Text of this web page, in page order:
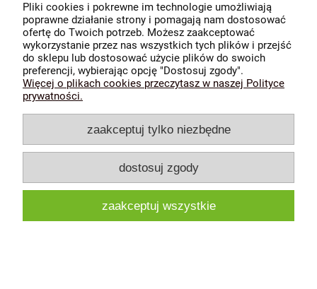
O nas
pokaż pełną wersję strony
Sklep internetowy Shoper.pl
Pliki cookies i pokrewne im technologie umożliwiają
poprawne działanie strony i pomagają nam dostosować
ofertę do Twoich potrzeb. Możesz zaakceptować
wykorzystanie przez nas wszystkich tych plików i przejść
do sklepu lub dostosować użycie plików do swoich
preferencji, wybierając opcję "Dostosuj zgody".
Więcej o plikach cookies przeczytasz w naszej Polityce
prywatności.
zaakceptuj tylko niezbędne
dostosuj zgody
zaakceptuj wszystkie